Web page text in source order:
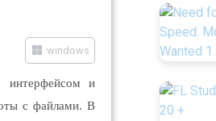
windows
интерфейсом и
с файлами. В